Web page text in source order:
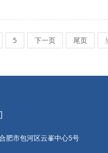
5 下一页 尾页
肥市包河区云峯中心5号